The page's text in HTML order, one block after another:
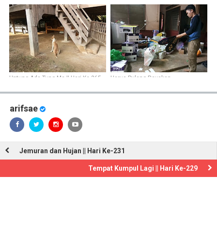
Untung Ada Tung Ma || Hari Ke-365
Harus Pulang Rayakan
arifsae
Jemuran dan Hujan || Hari Ke-231
Tempat Kumpul Lagi || Hari Ke-229